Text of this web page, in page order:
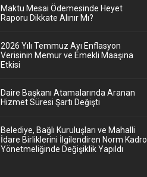
Maktu Mesai Ödemesinde Heyet
Raporu Dikkate Alınır Mı?
2026 Yılı Temmuz Ayı Enflasyon
Verisinin Memur ve Emekli Maaşına
Etkisi
Daire Başkanı Atamalarında Aranan
Hizmet Süresi Şartı Değişti
Belediye, Bağlı Kuruluşları ve Mahalli
İdare Birliklerini İlgilendiren Norm Kadro
Yönetmeliğinde Değişiklik Yapıldı